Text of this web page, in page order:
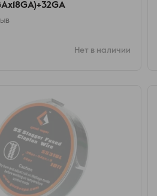
Нет в наличии